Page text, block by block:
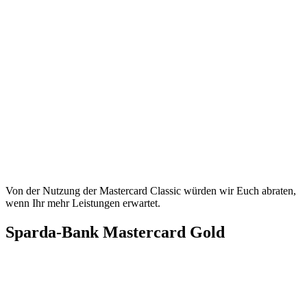
Von der Nutzung der Mastercard Classic würden wir Euch abraten,
wenn Ihr mehr Leistungen erwartet.
Sparda-Bank Mastercard Gold